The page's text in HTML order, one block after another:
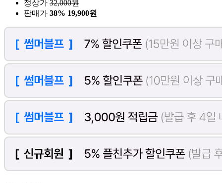
정상가 32,000원
판매가 38% 19,900원